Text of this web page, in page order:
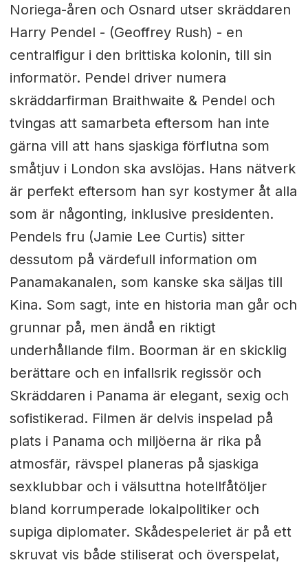
Noriega-åren och Osnard utser skräddaren
Harry Pendel - (Geoffrey Rush) - en
centralfigur i den brittiska kolonin, till sin
informatör. Pendel driver numera
skräddarfirman Braithwaite & Pendel och
tvingas att samarbeta eftersom han inte
gärna vill att hans sjaskiga förflutna som
småtjuv i London ska avslöjas. Hans nätverk
är perfekt eftersom han syr kostymer åt alla
som är någonting, inklusive presidenten.
Pendels fru (Jamie Lee Curtis) sitter
dessutom på värdefull information om
Panamakanalen, som kanske ska säljas till
Kina. Som sagt, inte en historia man går och
grunnar på, men ändå en riktigt
underhållande film. Boorman är en skicklig
berättare och en infallsrik regissör och
Skräddaren i Panama är elegant, sexig och
sofistikerad. Filmen är delvis inspelad på
plats i Panama och miljöerna är rika på
atmosfär, rävspel planeras på sjaskiga
sexklubbar och i välsuttna hotellfåtöljer
bland korrumperade lokalpolitiker och
supiga diplomater. Skådespeleriet är på ett
skruvat vis både stiliserat och överspelat,